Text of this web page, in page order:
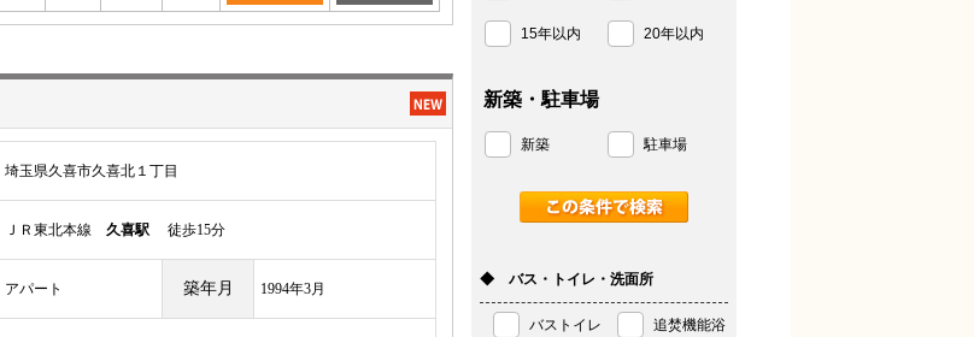
埼玉県久喜市久喜北１丁目
ＪＲ東北本線 久喜駅 徒歩15分
アパート 築年月 1994年3月
15年以内 20年以内
新築・駐車場
新築 駐車場
◆ バス・トイレ・洗面所
バストイレ
追焚機能浴